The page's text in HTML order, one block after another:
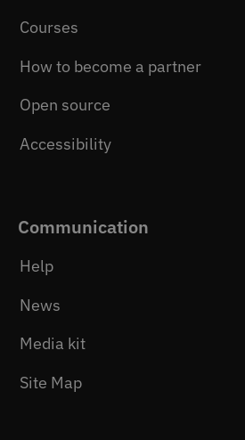
Courses
How to become a partner
Open source
Accessibility
Communication
Help
News
Media kit
Site Map